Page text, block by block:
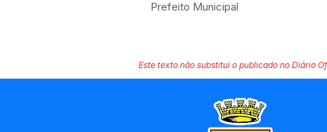
Prefeito Municipal
Este texto não substitui o publicado no Diário